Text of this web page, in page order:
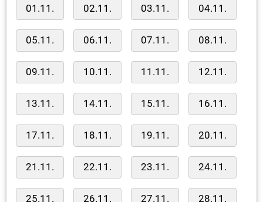
01.11. 02.11. 03.11. 04.11.
05.11. 06.11. 07.11. 08.11.
09.11. 10.11. 11.11. 12.11.
13.11. 14.11. 15.11. 16.11.
17.11. 18.11. 19.11. 20.11.
21.11. 22.11. 23.11. 24.11.
25.11. 26.11. 27.11. 28.11.